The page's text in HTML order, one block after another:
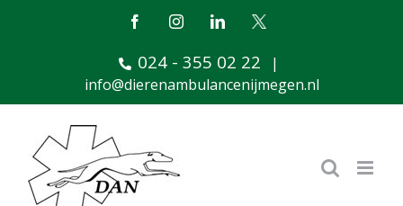
FacebookInstagramLinkedIn
X
024 - 355 02 22
|
info@dierenambulancenijmegen.nl